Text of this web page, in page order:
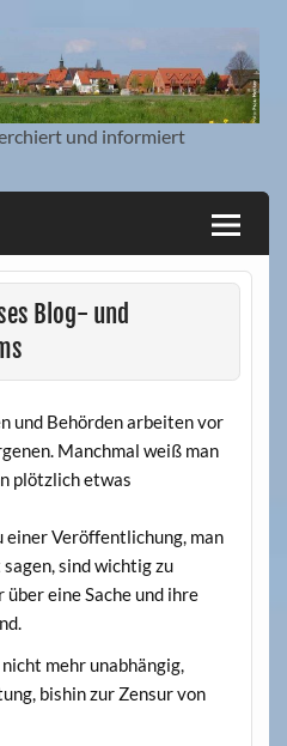
und Blog
und informiert
Blog- und
und Behörden arbeiten vor
Manchmal weiß man
plötzlich etwas
einer Veröffentlichung, man
sind wichtig zu
eine Sache und ihre
mehr unabhängig,
bishin zur Zensur von